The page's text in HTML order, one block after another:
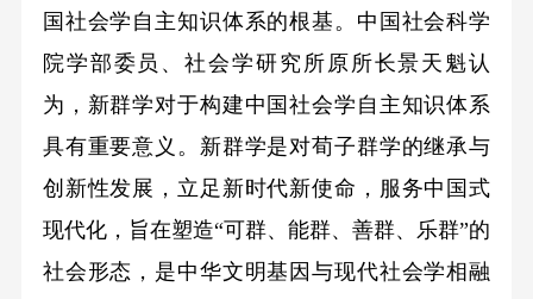
国社会学自主知识体系的根基。中国社会科学
院学部委员、社会学研究所原所长景天魁认
为，新群学对于构建中国社会学自主知识体系
具有重要意义。新群学是对荀子群学的继承与
创新性发展，立足新时代新使命，服务中国式
现代化，旨在塑造“可群、能群、善群、乐群”的
社会形态，是中华文明基因与现代社会学相融